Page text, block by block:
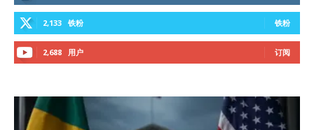
2,133 铁粉 铁粉
2,688 用户 订阅